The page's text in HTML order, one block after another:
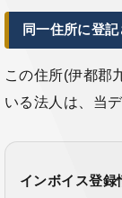
同一住所に登
この住所(伊都郡
いる法人は、当
インボイス登録